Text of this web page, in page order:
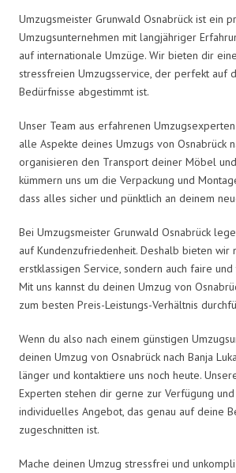
Umzugsmeister Grunwald Osnabrück ist ein
Umzugsunternehmen mit langjähriger
auf internationale Umzüge. Wir bieten dir
stressfreien Umzugsservice, der perfekt auf
Bedürfnisse abgestimmt ist.
Unser Team aus erfahrenen
alle Aspekte deines Umzugs von Osnabrück
organisieren den Transport deiner Möbel
kümmern uns um die Verpackung und
dass alles sicher und pünktlich an deinem
Bei Umzugsmeister Grunwald Osnabrück
auf Kundenzufriedenheit. Deshalb bieten wir
erstklassigen Service, sondern auch faire
Mit uns kannst du deinen Umzug von
zum besten Preis-Leistungs-Verhältnis
Wenn du also nach einem günstigen
deinen Umzug von Osnabrück nach Banja
länger und kontaktiere uns noch heute.
Experten stehen dir gerne zur Verfügung
individuelles Angebot, das genau auf deine
zugeschnitten ist.
Mache deinen Umzug stressfrei und